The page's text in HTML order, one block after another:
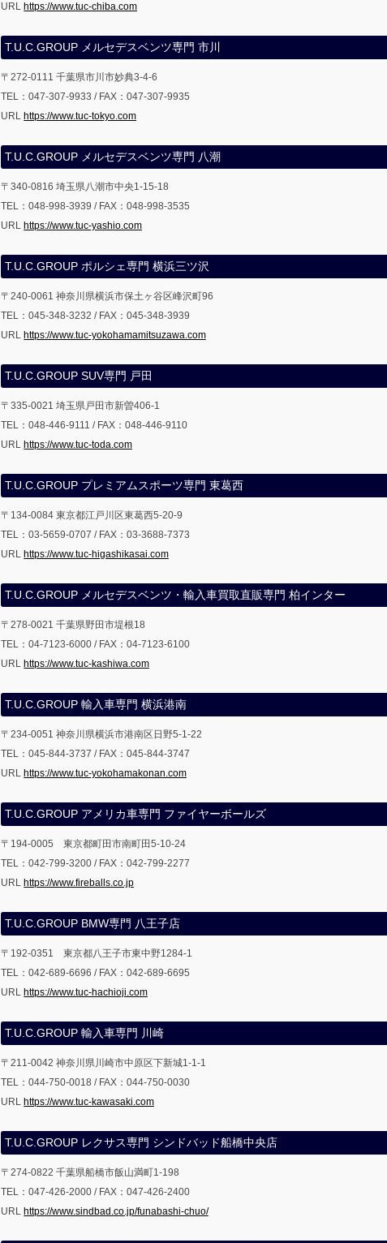
URL https://www.tuc-chiba.com
T.U.C.GROUP メルセデスベンツ専門 市川
〒272-0111 千葉県市川市妙典3-4-6
TEL：047-307-9933 / FAX：047-307-9935
URL https://www.tuc-tokyo.com
T.U.C.GROUP メルセデスベンツ専門 八潮
〒340-0816 埼玉県八潮市中央1-15-18
TEL：048-998-3939 / FAX：048-998-3535
URL https://www.tuc-yashio.com
T.U.C.GROUP ポルシェ専門 横浜三ツ沢
〒240-0061 神奈川県横浜市保土ヶ谷区峰沢町96
TEL：045-348-3232 / FAX：045-348-3939
URL https://www.tuc-yokohamamitsuzawa.com
T.U.C.GROUP SUV専門 戸田
〒335-0021 埼玉県戸田市新曽406-1
TEL：048-446-9111 / FAX：048-446-9110
URL https://www.tuc-toda.com
T.U.C.GROUP プレミアムスポーツ専門 東葛西
〒134-0084 東京都江戸川区東葛西5-20-9
TEL：03-5659-0707 / FAX：03-3688-7373
URL https://www.tuc-higashikasai.com
T.U.C.GROUP メルセデスベンツ・輸入車買取直販専門 柏インター
〒278-0021 千葉県野田市堤根18
TEL：04-7123-6000 / FAX：04-7123-6100
URL https://www.tuc-kashiwa.com
T.U.C.GROUP 輸入車専門 横浜港南
〒234-0051 神奈川県横浜市港南区日野5-1-22
TEL：045-844-3737 / FAX：045-844-3747
URL https://www.tuc-yokohamakonan.com
T.U.C.GROUP アメリカ車専門 ファイヤーボールズ
〒194-0005 東京都町田市南町田5-10-24
TEL：042-799-3200 / FAX：042-799-2277
URL https://www.fireballs.co.jp
T.U.C.GROUP BMW専門 八王子店
〒192-0351 東京都八王子市東中野1284-1
TEL：042-689-6696 / FAX：042-689-6695
URL https://www.tuc-hachioji.com
T.U.C.GROUP 輸入車専門 川崎
〒211-0042 神奈川県川崎市中原区下新城1-1-1
TEL：044-750-0018 / FAX：044-750-0030
URL https://www.tuc-kawasaki.com
T.U.C.GROUP レクサス専門 シンドバッド船橋中央店
〒274-0822 千葉県船橋市飯山満町1-198
TEL：047-426-2000 / FAX：047-426-2400
URL https://www.sindbad.co.jp/funabashi-chuo/